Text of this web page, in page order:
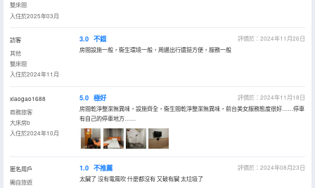
雙床間
入住於2025年03月
訪客
其他
雙床間
入住於2024年11月
3.0 不錯
評價於：2024年11月26日
房間設施一般，衞生環境一般，周邊出行還挺方便，服務一般
xiaogao1688
商務旅客
大床房b
入住於2024年10月
5.0 極好
評價於：2024年11月18日
房間乾淨整潔無異味，設施齊全，衞生間乾淨整潔無異味，前台美女服務態度很好……停車
有自己的停車地方……
匿名用戶
獨自旅遊
1.0 不推薦
評價於：2024年08月23日
太臟了 沒有電風吹 什麼都沒有 又破有臟 太垃圾了